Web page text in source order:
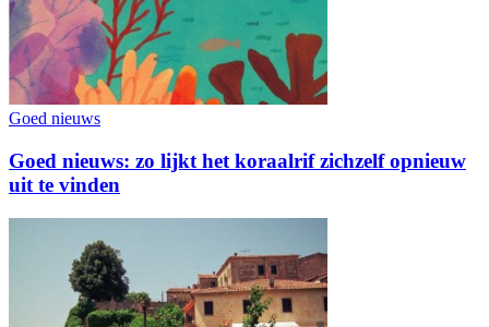
Goed nieuws
Goed nieuws: zo lijkt het koraalrif zichzelf opnieuw
uit te vinden